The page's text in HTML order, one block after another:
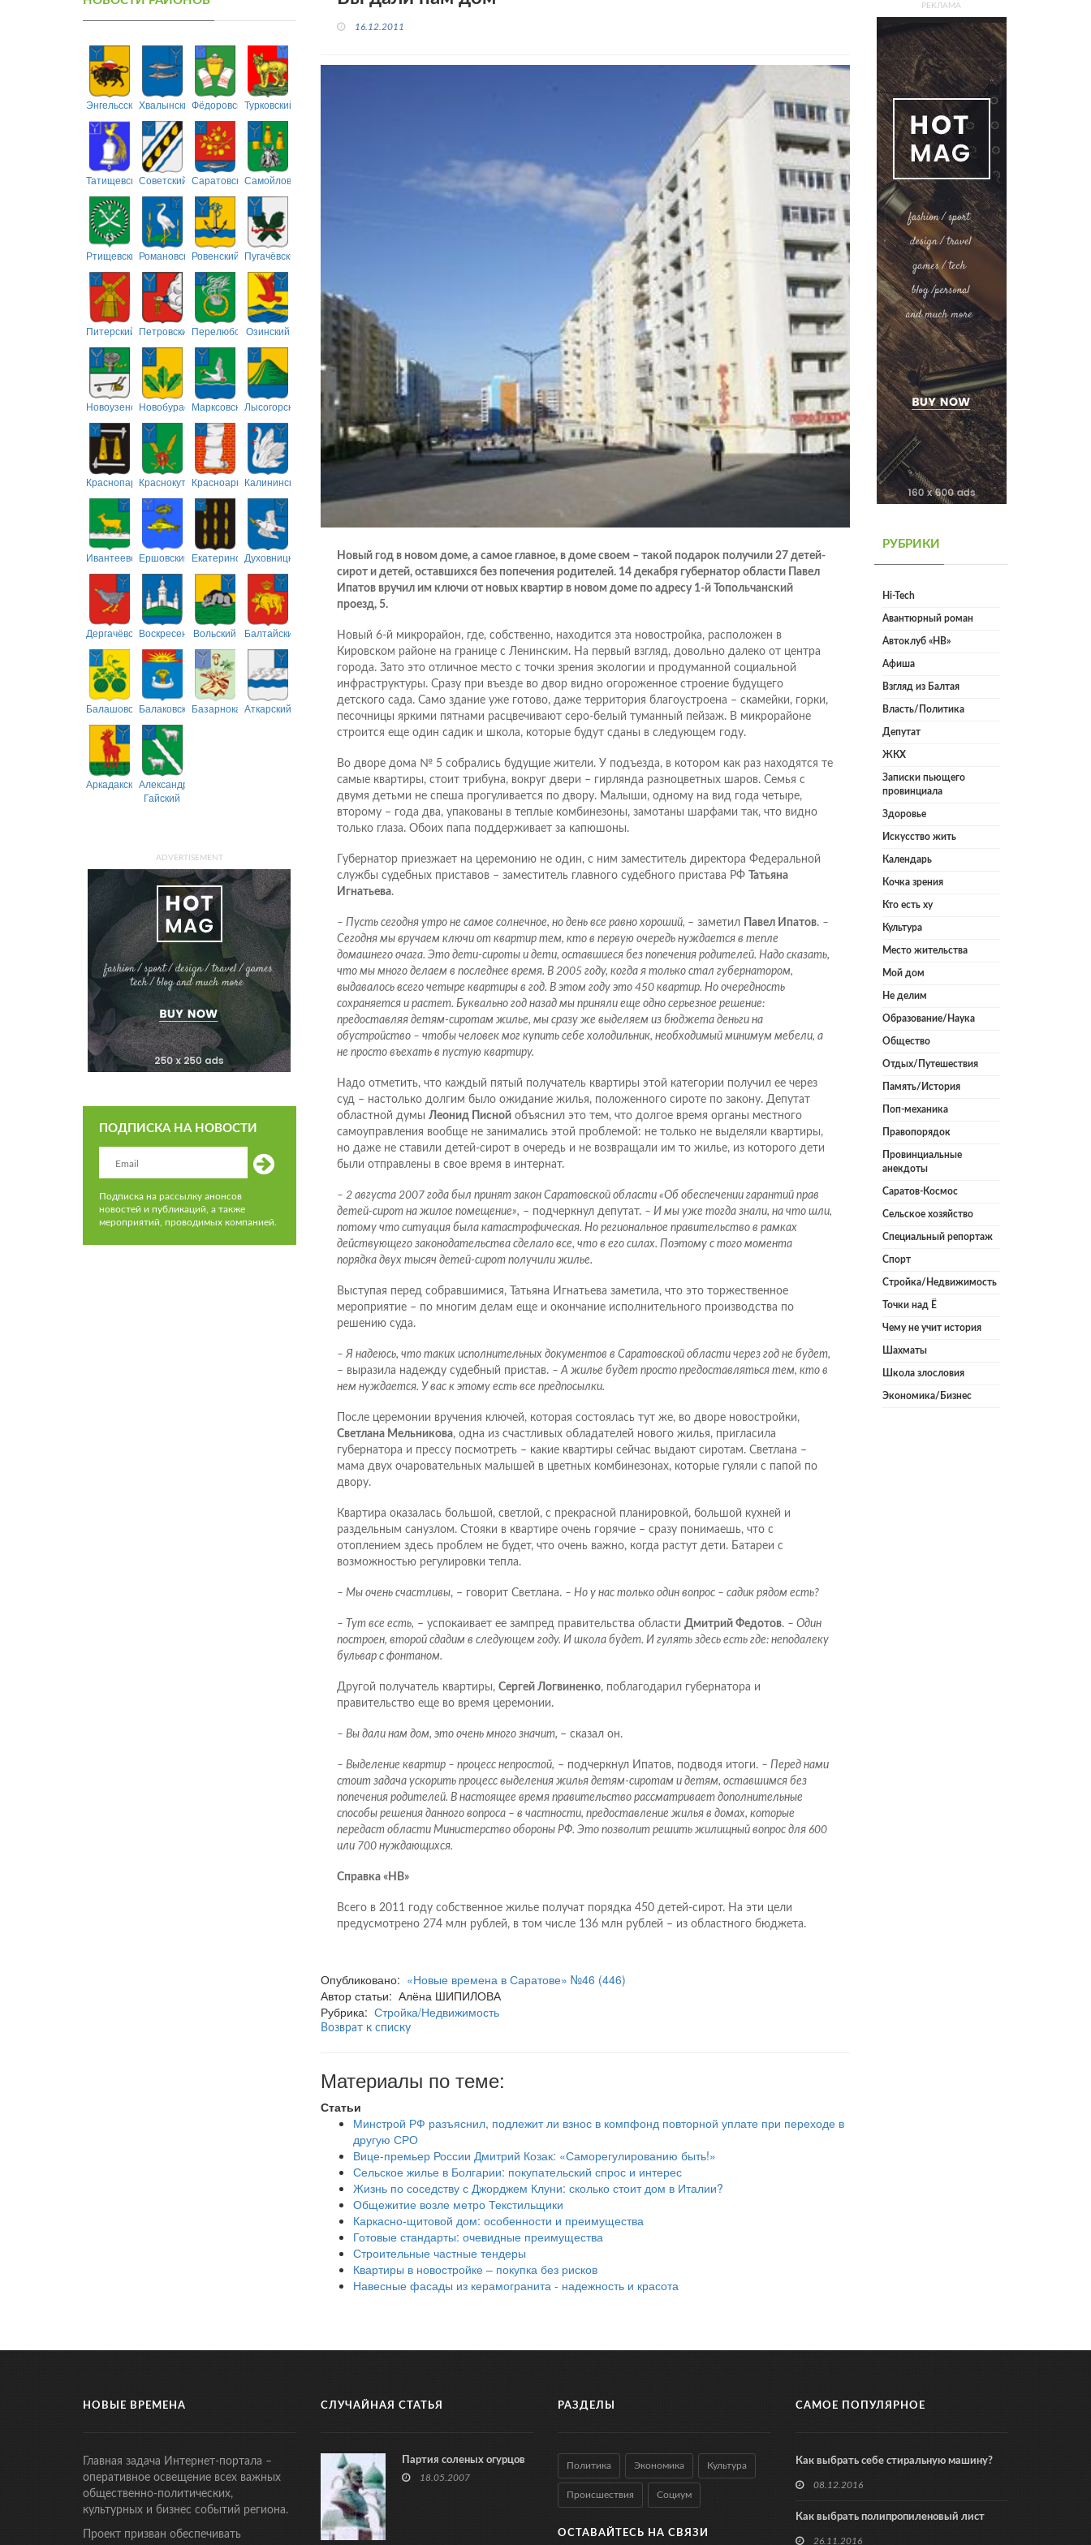
ЭнгельсскийХвалынскийФёдоровскийТурковский
ТатищевскийСоветский СаратовскийСамойловский
РтищевскийРомановскийРовенский Пугачёвский
Питерский ПетровскийПерелюбскийОзинский
НовоузенскийНовобурасскийМарксовскийЛысогорский
Краснопартизанский
КраснокутскийКрасноармейский
Калининский
ИвантеевскийЕршовский ЕкатериновскийДуховницкий
ДергачёвскийВоскресенскийВольский Балтайский
БалашовскийБалаковскийБазарнокарабулакский
Аткарский
АркадакскийАлександрово-
Гайский
ADVERTISEMENT
ПОДПИСКА НА НОВОСТИ
Подписка на рассылку анонсов
новостей и публикаций, а также
мероприятий, проводимых компанией.
16.12.2011
Новый год в новом доме, а самое главное, в доме своем – такой подарок получили 27 детей-
сирот и детей, оставшихся без попечения родителей. 14 декабря губернатор области Павел
Ипатов вручил им ключи от новых квартир в новом доме по адресу 1-й Топольчанский
проезд, 5.
Новый 6-й микрорайон, где, собственно, находится эта новостройка, расположен в
Кировском районе на границе с Ленинским. На первый взгляд, довольно далеко от центра
города. Зато это отличное место с точки зрения экологии и продуманной социальной
инфраструктуры. Сразу при въезде во двор видно огороженное строение будущего
детского сада. Само здание уже готово, даже территория благоустроена – скамейки, горки,
песочницы яркими пятнами расцвечивают серо-белый туманный пейзаж. В микрорайоне
строится еще один садик и школа, которые будут сданы в следующем году.
Во дворе дома № 5 собрались будущие жители. У подъезда, в котором как раз находятся те
самые квартиры, стоит трибуна, вокруг двери – гирлянда разноцветных шаров. Семья с
двумя детьми не спеша прогуливается по двору. Малыши, одному на вид года четыре,
второму – года два, упакованы в теплые комбинезоны, замотаны шарфами так, что видно
только глаза. Обоих папа поддерживает за капюшоны.
Губернатор приезжает на церемонию не один, с ним заместитель директора Федеральной
службы судебных приставов – заместитель главного судебного пристава РФ
Татьяна
Игнатьева.
– Пусть сегодня утро не самое солнечное, но день все равно хороший, – заметил Павел Ипатов. –
Сегодня мы вручаем ключи от квартир тем, кто в первую очередь нуждается в тепле
домашнего очага. Это дети-сироты и дети, оставшиеся без попечения родителей. Надо сказать,
что мы много делаем в последнее время. В 2005 году, когда я только стал губернатором,
выдавалось всего четыре квартиры в год. В этом году это 450 квартир. Но очередность
сохраняется и растет. Буквально год назад мы приняли еще одно серьезное решение:
предоставляя детям-сиротам жилье, мы сразу же выделяем из бюджета деньги на
обустройство – чтобы человек мог купить себе холодильник, необходимый минимум мебели, а
не просто въехать в пустую квартиру.
Надо отметить, что каждый пятый получатель квартиры этой категории получил ее через
суд – настолько долгим было ожидание жилья, положенного сироте по закону. Депутат
областной думы Леонид Писнойобъяснил это тем, что долгое время органы местного
самоуправления вообще не занимались этой проблемой: не только не выделяли квартиры,
но даже не ставили детей-сирот в очередь и не возвращали им то жилье, из которого дети
были отправлены в свое время в интернат.
– 2 августа 2007 года был принят закон Саратовской области «Об обеспечении гарантий прав
детей-сирот на жилое помещение», – подчеркнул депутат. – И мы уже тогда знали, на что шли,
потому что ситуация была катастрофическая. Но региональное правительство в рамках
действующего законодательства сделало все, что в его силах. Поэтому с того момента
порядка двух тысяч детей-сирот получили жилье.
Выступая перед собравшимися, Татьяна Игнатьева заметила, что это торжественное
мероприятие – по многим делам еще и окончание исполнительного производства по
решению суда.
– Я надеюсь, что таких исполнительных документов в Саратовской области через год не будет,
– выразила надежду судебный пристав. – А жилье будет просто предоставляться тем, кто в
нем нуждается. У вас к этому есть все предпосылки.
После церемонии вручения ключей, которая состоялась тут же, во дворе новостройки,
Светлана Мельникова, одна из счастливых обладателей нового жилья, пригласила
губернатора и прессу посмотреть – какие квартиры сейчас выдают сиротам. Светлана –
мама двух очаровательных малышей в цветных комбинезонах, которые гуляли с папой по
двору.
Квартира оказалась большой, светлой, с прекрасной планировкой, большой кухней и
раздельным санузлом. Стояки в квартире очень горячие – сразу понимаешь, что с
отоплением здесь проблем не будет, что очень важно, когда растут дети. Батареи с
возможностью регулировки тепла.
– Мы очень счастливы, – говорит Светлана. – Но у нас только один вопрос – садик рядом есть?
– Тут все есть, – успокаивает ее зампред правительства области Дмитрий Федотов. – Один
построен, второй сдадим в следующем году. И школа будет. И гулять здесь есть где: неподалеку
бульвар с фонтаном.
Другой получатель квартиры, Сергей Логвиненко, поблагодарил губернатора и
правительство еще во время церемонии.
– Вы дали нам дом, это очень много значит, – сказал он.
– Выделение квартир – процесс непростой, – подчеркнул Ипатов, подводя итоги. – Перед нами
стоит задача ускорить процесс выделения жилья детям-сиротам и детям, оставшимся без
попечения родителей. В настоящее время правительство рассматривает дополнительные
способы решения данного вопроса – в частности, предоставление жилья в домах, которые
передаст области Министерство обороны РФ. Это позволит решить жилищный вопрос для 600
или 700 нуждающихся.
Справка «НВ»
Всего в 2011 году собственное жилье получат порядка 450 детей-сирот. На эти цели
предусмотрено 274 млн рублей, в том числе 136 млн рублей – из областного бюджета.
Опубликовано: «Новые времена в Саратове» №46 (446)
Автор статьи: Алёна ШИПИЛОВА
Рубрика: Стройка/Недвижимость
Возврат к списку
Материалы по теме:
Статьи
Минстрой РФ разъяснил, подлежит ли взнос в компфонд повторной уплате при переходе в
другую СРО
Вице-премьер России Дмитрий Козак: «Саморегулированию быть!»
Сельское жилье в Болгарии: покупательский спрос и интерес
Жизнь по соседству с Джорджем Клуни: сколько стоит дом в Италии?
Общежитие возле метро Текстильщики
Каркасно-щитовой дом: особенности и преимущества
Готовые стандарты: очевидные преимущества
Строительные частные тендеры
Квартиры в новостройке – покупка без рисков
Навесные фасады из керамогранита - надежность и красота
РЕКЛАМА
РУБРИКИ
Hi-Tech
Авантюрный роман
Автоклуб «НВ»
Афиша
Взгляд из Балтая
Власть/Политика
Депутат
ЖКХ
Записки пьющего
провинциала
Здоровье
Искусство жить
Календарь
Кочка зрения
Кто есть ху
Культура
Место жительства
Мой дом
Не делим
Образование/Наука
Общество
Отдых/Путешествия
Память/История
Поп-механика
Правопорядок
Провинциальные
анекдоты
Саратов-Космос
Сельское хозяйство
Специальный репортаж
Спорт
Стройка/Недвижимость
Точки над Ё
Чему не учит история
Шахматы
Школа злословия
Экономика/Бизнес
НОВЫЕ ВРЕМЕНА
Главная задача Интернет-портала –
оперативное освещение всех важных
общественно-политических,
культурных и бизнес событий региона.
Проект призван обеспечивать
СЛУЧАЙНАЯ СТАТЬЯ
Партия соленых огурцов
18.05.2007
РАЗДЕЛЫ
Политика Экономика Культура
Происшествия Социум
ОСТАВАЙТЕСЬ НА СВЯЗИ
САМОЕ ПОПУЛЯРНОЕ
Как выбрать себе стиральную машину?
08.12.2016
Как выбрать полипропиленовый лист
26.11.2016